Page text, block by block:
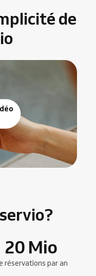
de
20 Mio
réservations par an